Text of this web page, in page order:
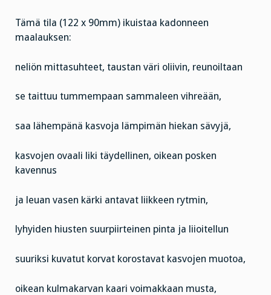
Tämä tila (122 x 90mm) ikuistaa kadonneen
maalauksen:
neliön mittasuhteet, taustan väri oliivin, reunoiltaan
se taittuu tummempaan sammaleen vihreään,
saa lähempänä kasvoja lämpimän hiekan sävyjä,
kasvojen ovaali liki täydellinen, oikean posken
kavennus
ja leuan vasen kärki antavat liikkeen rytmin,
lyhyiden hiusten suurpiirteinen pinta ja liioitellun
suuriksi kuvatut korvat korostavat kasvojen muotoa,
oikean kulmakarvan kaari voimakkaan musta,